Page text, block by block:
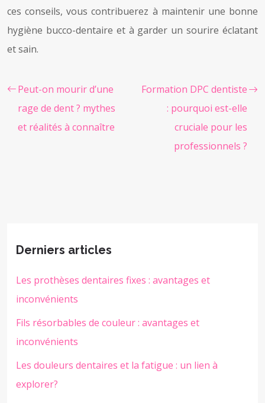
ces conseils, vous contribuerez à maintenir une bonne
hygiène bucco-dentaire et à garder un sourire éclatant
et sain.
Peut-on mourir d’une
rage de dent ? mythes
et réalités à connaître
Formation DPC dentiste
: pourquoi est-elle
cruciale pour les
professionnels ?
Derniers articles
Les prothèses dentaires fixes : avantages et
inconvénients
Fils résorbables de couleur : avantages et
inconvénients
Les douleurs dentaires et la fatigue : un lien à
explorer?